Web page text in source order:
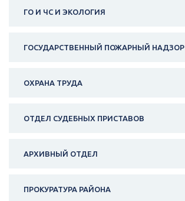
ГО И ЧС И ЭКОЛОГИЯ
ГОСУДАРСТВЕННЫЙ ПОЖАРНЫЙ НАДЗОР
ОХРАНА ТРУДА
ОТДЕЛ СУДЕБНЫХ ПРИСТАВОВ
АРХИВНЫЙ ОТДЕЛ
ПРОКУРАТУРА РАЙОНА